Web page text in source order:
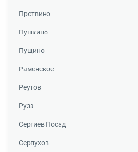
Протвино
Пушкино
Пущино
Раменское
Реутов
Руза
Сергиев Посад
Серпухов